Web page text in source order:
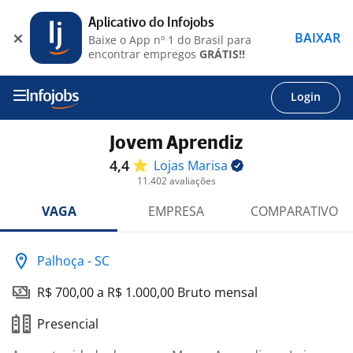
Login
Jovem Aprendiz
4,4 Lojas Marisa
11.402 avaliações
VAGA EMPRESA COMPARATIVO
Palhoça - SC
R$ 700,00 a R$ 1.000,00 Bruto mensal
Presencial
Aplicativo do Infojobs
Baixe o App nº 1 do Brasil para
encontrar empregos GRÁTIS!!
BAIXAR